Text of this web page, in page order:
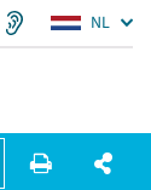
NL